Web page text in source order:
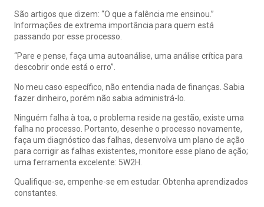
São artigos que dizem: “O que a falência me ensinou.”
Informações de extrema importância para quem está
passando por esse processo.
“Pare e pense, faça uma autoanálise, uma análise crítica para
descobrir onde está o erro”.
No meu caso específico, não entendia nada de finanças. Sabia
fazer dinheiro, porém não sabia administrá-lo.
Ninguém falha à toa, o problema reside na gestão, existe uma
falha no processo. Portanto, desenhe o processo novamente,
faça um diagnóstico das falhas, desenvolva um plano de ação
para corrigir as falhas existentes, monitore esse plano de ação;
uma ferramenta excelente: 5W2H.
Qualifique-se, empenhe-se em estudar. Obtenha aprendizados
constantes.